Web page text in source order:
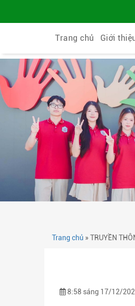
Trang chủ Giới
Trang chủ » TRUYỀN
8:58 sáng 17/12/